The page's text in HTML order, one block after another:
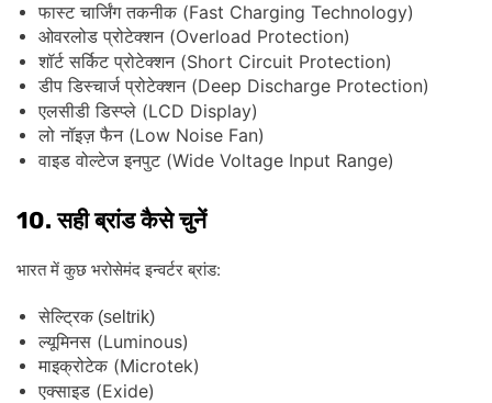
फास्ट चार्जिंग तकनीक (Fast Charging Technology)
ओवरलोड प्रोटेक्शन(Overload Protection)
शॉर्ट सर्किट प्रोटेक्शन(Short Circuit Protection)
डीप डिस्चार्ज प्रोटेक्शन(Deep Discharge Protection)
एलसीडी डिस्प्ले (LCD Display)
लो नॉइज़ फैन(Low Noise Fan)
वाइड वोल्टेज इनपुट(Wide Voltage Input Range)
10.सही ब्रांड कैसे चुनें
भारत में कुछ भरोसेमंद इन्वर्टर ब्रांड:
सेल्ट्रिक (seltrik)
ल्यूमिनस (Luminous)
माइक्रोटेक (Microtek)
एक्साइड (Exide)